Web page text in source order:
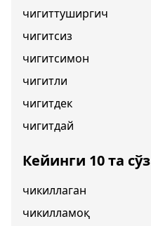
чигиттуширгич
чигитсиз
чигитсимон
чигитли
чигитдек
чигитдай
Кейинги 10 та сўз
чикиллаган
чикилламоқ